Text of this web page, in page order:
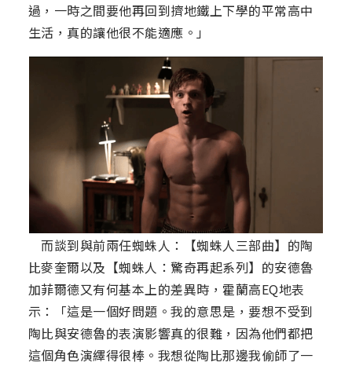
過，一時之間要他再回到擠地鐵上下學的平常高中
生活，真的讓他很不能適應。」
而談到與前兩任蜘蛛人：【蜘蛛人三部曲】的陶
比麥奎爾以及【蜘蛛人：驚奇再起系列】的安德魯
加菲爾德又有何基本上的差異時，霍蘭高EQ地表
示：「這是一個好問題。我的意思是，要想不受到
陶比與安德魯的表演影響真的很難，因為他們都把
這個角色演繹得很棒。我想從陶比那邊我偷師了一